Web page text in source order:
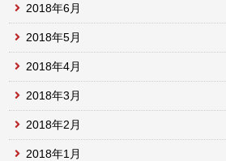
2018年6月
2018年5月
2018年4月
2018年3月
2018年2月
2018年1月